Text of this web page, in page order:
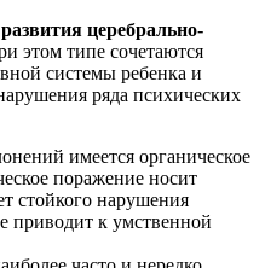
церебрально-
этом типе сочетаются
системы ребенка и
ряда психических
имеется органическое
поражение носит
стойкого нарушения
приводит к умственной